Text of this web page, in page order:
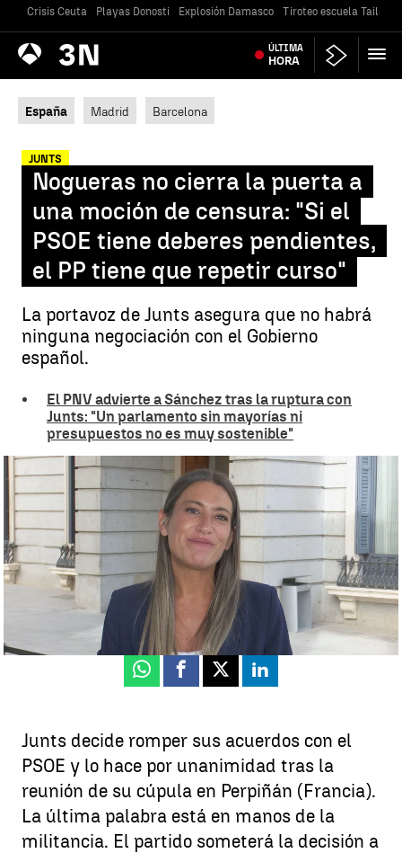
Crisis Ceuta Playas Donosti Explosión Damasco Tiroteo escuela
Antena
3 Noticias ÚLTIMA
HORA
España Madrid Barcelona
JUNTS
Nogueras no cierra la puerta a
una moción de censura: "Si el
PSOE tiene deberes pendientes,
el PP tiene que repetir curso"
La portavoz de Junts asegura que no habrá
ninguna negociación con el Gobierno
español.
El PNV advierte a Sánchez tras la ruptura con
Junts: "Un parlamento sin mayorías ni
presupuestos no es muy sostenible"
Nogueras da por cerrada la relación con el PSOE | Antena 3 Noticias
Rosario Miñano
Actualizado:28 de octubre de 2025, 10:58
28 de octubre de 2025, 10:43
Whatsapp
Facebook
X Linkedin
Junts decide romper sus acuerdos con el
PSOE y lo hace por unanimidad tras la
reunión de su cúpula en Perpiñán (Francia).
La última palabra está en manos de la
militancia. El partido someterá la decisión a